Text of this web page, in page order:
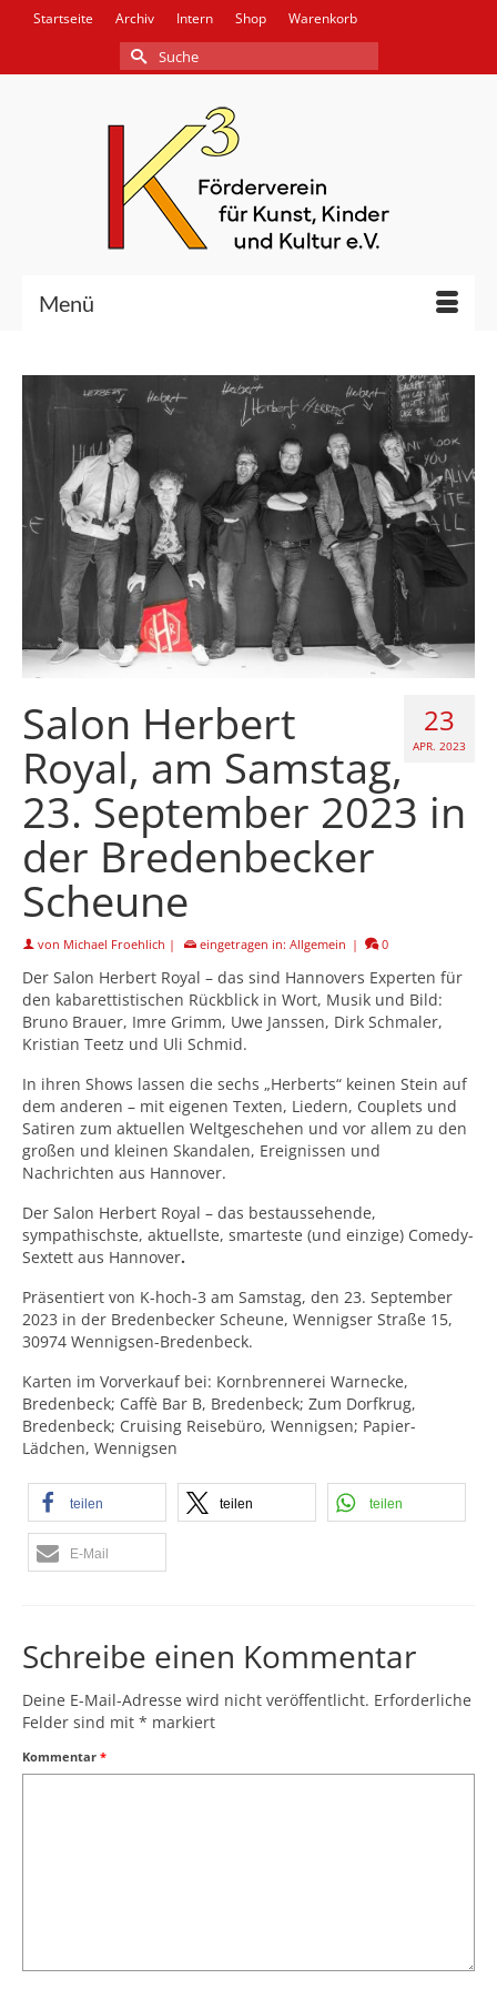
Startseite Archiv Intern Shop Warenkorb
Suche
nach:
Menü
23
APR. 2023
Salon Herbert
Royal, am Samstag,
23. September 2023 in
der Bredenbecker
Scheune
von Michael Froehlich | eingetragen in: Allgemein | 0
Der Salon Herbert Royal – das sind Hannovers Experten für
den kabarettistischen Rückblick in Wort, Musik und Bild:
Bruno Brauer, Imre Grimm, Uwe Janssen, Dirk Schmaler,
Kristian Teetz und Uli Schmid.
In ihren Shows lassen die sechs „Herberts“ keinen Stein auf
dem anderen – mit eigenen Texten, Liedern, Couplets und
Satiren zum aktuellen Weltgeschehen und vor allem zu den
großen und kleinen Skandalen, Ereignissen und
Nachrichten aus Hannover.
Der Salon Herbert Royal – das bestaussehende,
sympathischste, aktuellste, smarteste (und einzige) Comedy-
Sextett aus Hannover.
Präsentiert von K-hoch-3 am Samstag, den 23. September
2023 in der Bredenbecker Scheune, Wennigser Straße 15,
30974 Wennigsen-Bredenbeck.
Karten im Vorverkauf bei: Kornbrennerei Warnecke,
Bredenbeck; Caffè Bar B, Bredenbeck; Zum Dorfkrug,
Bredenbeck; Cruising Reisebüro, Wennigsen; Papier-
Lädchen, Wennigsen
teilen teilen teilen
E-Mail
Schreibe einen Kommentar
Deine E-Mail-Adresse wird nicht veröffentlicht. Erforderliche
Felder sind mit * markiert
Kommentar *